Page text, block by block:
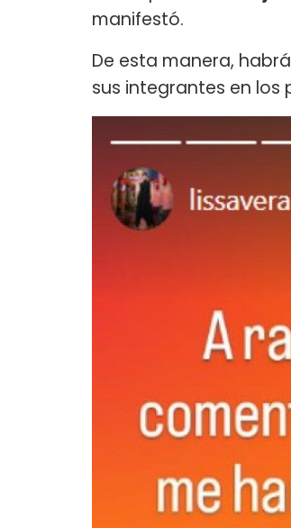
manifestó.
De esta manera,
sus integrantes en los